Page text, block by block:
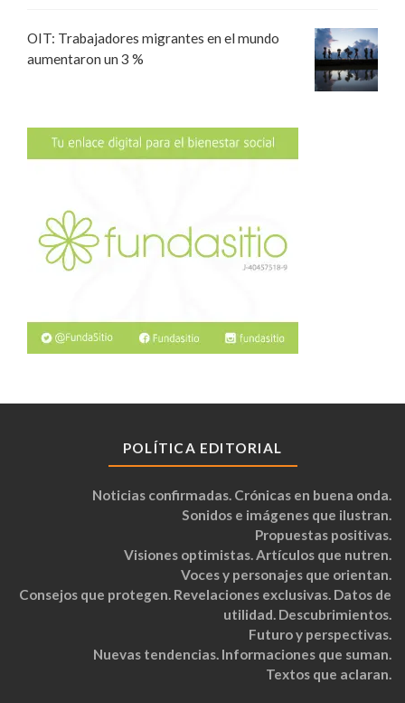
OIT: Trabajadores migrantes en el mundo
aumentaron un 3 %
POLÍTICA EDITORIAL
Noticias confirmadas. Crónicas en buena onda.
Sonidos e imágenes que ilustran.
Propuestas positivas.
Visiones optimistas. Artículos que nutren.
Voces y personajes que orientan.
Consejos que protegen. Revelaciones exclusivas. Datos de
utilidad. Descubrimientos.
Futuro y perspectivas.
Nuevas tendencias. Informaciones que suman.
Textos que aclaran.